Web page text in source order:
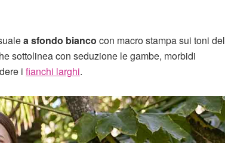
a sfondo bianco con macro stampa sui toni del
sottolinea con seduzione le gambe, morbidi
i fianchi larghi.